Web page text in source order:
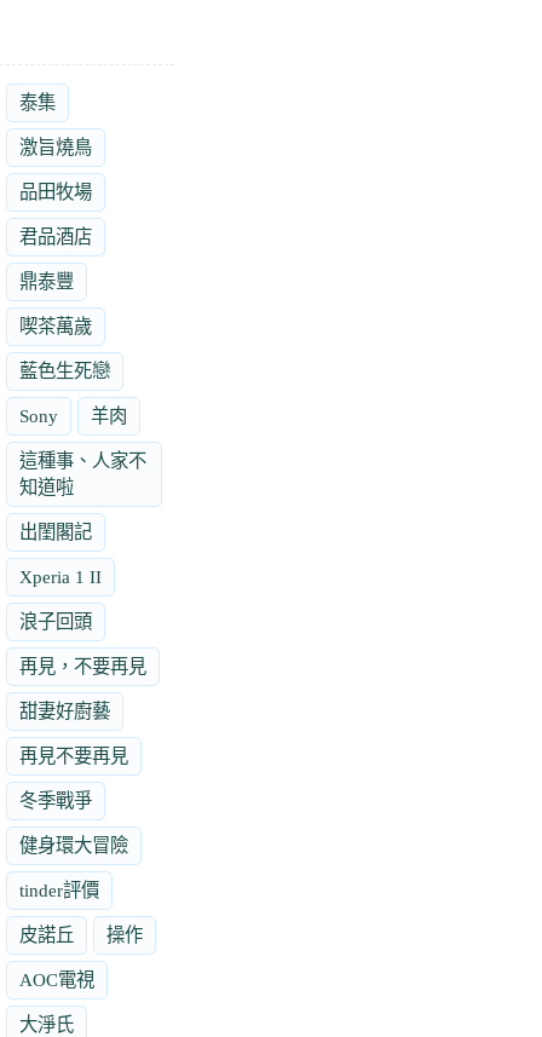
泰集
激旨燒鳥
品田牧場
君品酒店
鼎泰豐
喫茶萬歲
藍色生死戀
Sony 羊肉
這種事、人家不
知道啦
出閨閣記
Xperia 1 II
浪子回頭
再見，不要再見
甜妻好廚藝
再見不要再見
冬季戰爭
健身環大冒險
tinder評價
皮諾丘 操作
AOC電視
大淨氏